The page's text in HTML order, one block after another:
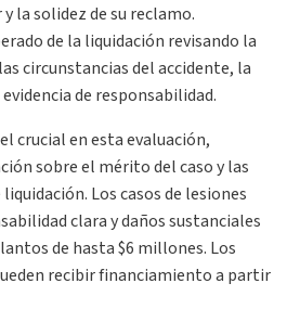
la solidez de su reclamo.
de la liquidación revisando la
circunstancias del accidente, la
de responsabilidad.
crucial en esta evaluación,
sobre el mérito del caso y las
Los casos de lesiones
clara y daños sustanciales
de hasta $6 millones. Los
recibir financiamiento a partir